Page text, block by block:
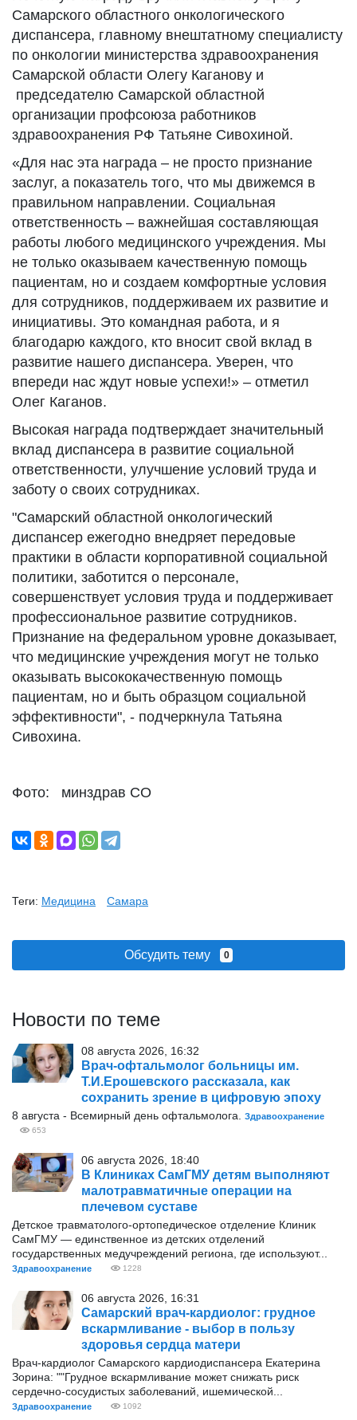
Самарского областного онкологического
диспансера, главному внештатному специалисту
по онкологии министерства здравоохранения
Самарской области Олегу Каганову и
председателю Самарской областной
организации профсоюза работников
здравоохранения РФ Татьяне Сивохиной.
«Для нас эта награда – не просто признание
заслуг, а показатель того, что мы движемся в
правильном направлении. Социальная
ответственность – важнейшая составляющая
работы любого медицинского учреждения. Мы
не только оказываем качественную помощь
пациентам, но и создаем комфортные условия
для сотрудников, поддерживаем их развитие и
инициативы. Это командная работа, и я
благодарю каждого, кто вносит свой вклад в
развитие нашего диспансера. Уверен, что
впереди нас ждут новые успехи!» – отметил
Олег Каганов.
Высокая награда подтверждает значительный
вклад диспансера в развитие социальной
ответственности, улучшение условий труда и
заботу о своих сотрудниках.
"Самарский областной онкологический
диспансер ежегодно внедряет передовые
практики в области корпоративной социальной
политики, заботится о персонале,
совершенствует условия труда и поддерживает
профессиональное развитие сотрудников.
Признание на федеральном уровне доказывает,
что медицинские учреждения могут не только
оказывать высококачественную помощь
пациентам, но и быть образцом социальной
эффективности", - подчеркнула Татьяна
Сивохина.
Фото: минздрав СО
Теги: Медицина Самара
Обсудить тему 0
Новости по теме
08 августа 2026, 16:32
Врач-офтальмолог больницы им.
Т.И.Ерошевского рассказала, как
сохранить зрение в цифровую эпоху
8 августа - Всемирный день офтальмолога. Здравоохранение
653
06 августа 2026, 18:40
В Клиниках СамГМУ детям выполняют
малотравматичные операции на
плечевом суставе
Детское травматолого-ортопедическое отделение Клиник
СамГМУ — единственное из детских отделений
государственных медучреждений региона, где используют...
Здравоохранение 1228
06 августа 2026, 16:31
Самарский врач-кардиолог: грудное
вскармливание - выбор в пользу
здоровья сердца матери
Врач-кардиолог Самарского кардиодиспансера Екатерина
Зорина: ""Грудное вскармливание может снижать риск
сердечно-сосудистых заболеваний, ишемической...
Здравоохранение 1092